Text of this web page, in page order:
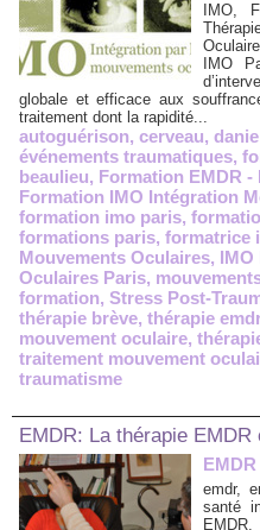
IMO,
IMO
globale et efficace aux
traitement dont la rapidité...
autoguérison, cerveau,
événements traumatiques,
beaulieu, Formation EMDR -
Formation IMO Intégration
formation imo paris,
formations paris, formatrice
Mouvements Oculaires, IMO
Oculaires Paris,
formation, Stress Post-
thérapie brève, thérapie emdr
mouvement oculaire,
traitement mouvement
traumatisme
EMDR: La thérapie
emdr,
santé